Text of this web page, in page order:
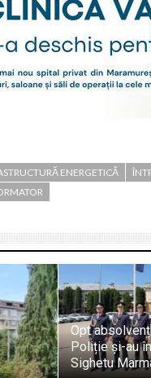
ENERGETICĂ
Opt
Poliție și-au
Sighetu